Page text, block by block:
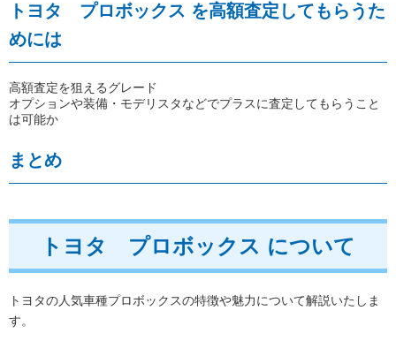
トヨタ プロボックス を高額査定してもらうた
めには
高額査定を狙えるグレード
オプションや装備・モデリスタなどでプラスに査定してもらうこと
は可能か
まとめ
トヨタ プロボックス について
トヨタの人気車種プロボックスの特徴や魅力について解説いたしま
す。